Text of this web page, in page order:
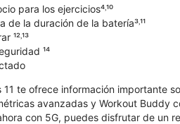
para los ejercicios⁴˒¹⁰
de la duración de la batería³˒¹¹
¹²˒¹³
¹⁴
11 te ofrece información importante
avanzadas y Workout Buddy
con 5G, puedes disfrutar de un